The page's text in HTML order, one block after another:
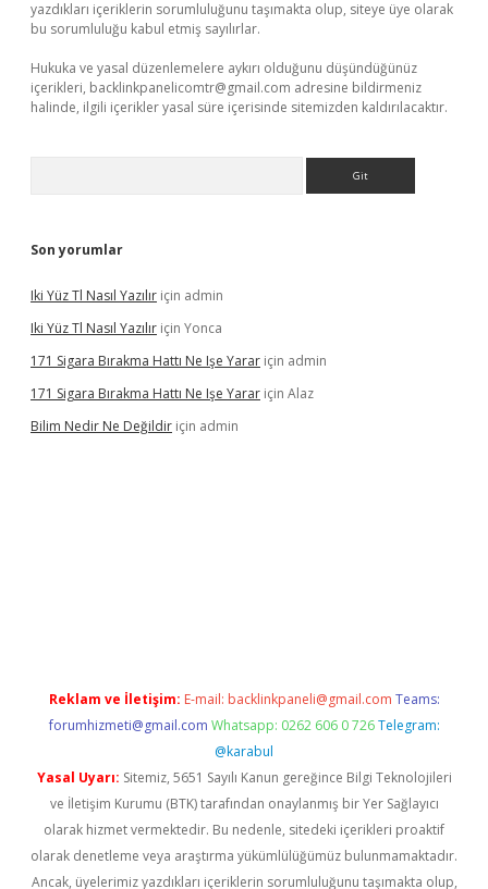
yazdıkları içeriklerin sorumluluğunu taşımakta olup, siteye üye olarak
bu sorumluluğu kabul etmiş sayılırlar.
Hukuka ve yasal düzenlemelere aykırı olduğunu düşündüğünüz
içerikleri, backlinkpanelicomtr@gmail.com adresine bildirmeniz
halinde, ilgili içerikler yasal süre içerisinde sitemizden kaldırılacaktır.
Son yorumlar
Iki Yüz Tl Nasıl Yazılır için admin
Iki Yüz Tl Nasıl Yazılır için Yonca
171 Sigara Bırakma Hattı Ne Işe Yarar için admin
171 Sigara Bırakma Hattı Ne Işe Yarar için Alaz
Bilim Nedir Ne Değildir için admin
Reklam ve İletişim: E-mail: backlinkpaneli@gmail.com Teams:
forumhizmeti@gmail.com Whatsapp: 0262 606 0 726 Telegram:
@karabul
Yasal Uyarı: Sitemiz, 5651 Sayılı Kanun gereğince Bilgi Teknolojileri
ve İletişim Kurumu (BTK) tarafından onaylanmış bir Yer Sağlayıcı
olarak hizmet vermektedir. Bu nedenle, sitedeki içerikleri proaktif
olarak denetleme veya araştırma yükümlülüğümüz bulunmamaktadır.
Ancak, üyelerimiz yazdıkları içeriklerin sorumluluğunu taşımakta olup,